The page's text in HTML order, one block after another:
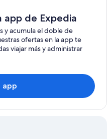
app de Expedia
y acumula el doble de
ofertas en la app te
viajar más y administrar
app